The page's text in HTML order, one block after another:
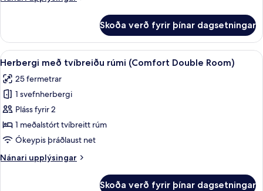
(Superior
með
tvíbreiðu
rúmi
(Superior
Double
Room)
Skoða verð fyrir þínar dagsetningar
Skoða
allar
myndir
fyrir
Herbergi
með
tvíbreiðu
(Comfort
Herbergi með tvíbreiðu rúmi
19
Herbergi með tvíbreiðu rúmi (Comfort Double Room)
25 fermetrar
1 svefnherbergi
Pláss fyrir 2
1 meðalstórt tvíbreitt rúm
Ókeypis þráðlaust net
Nánari upplýsingar
Nánari
Skoða verð fyrir þínar dagsetningar